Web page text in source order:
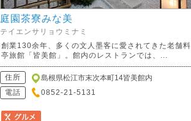
庭園茶寮みな美
テイエンサリョウミナミ
創業130余年、多くの文人墨客に愛されてきた老舗料
亭旅館「皆美館」。館内のレストランでは、...
住所
島根県松江市末次本町14皆美館内
電話
0852-21-5131